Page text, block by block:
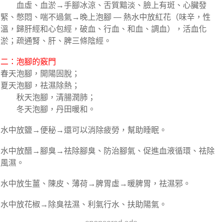
血虛、血淤→手腳冰涼、舌質黯淡、臉上有斑、心臟發
緊、憋悶、喘不過氣→晚上泡腳 — 熱水中放紅花（味辛，性
溫，歸肝經和心包經，破血、行血、和血、調血），活血化
淤；疏通腎、肝、脾三條陰經。
二：泡腳的竅門
春天泡腳，開陽固脫；
夏天泡腳，祛濕除熱；
秋天泡腳，清腸潤肺；
冬天泡腳，丹田暖和。
水中放鹽→便秘→還可以消除疲勞，幫助睡眠。
水中放醋→腳臭→祛除腳臭、防治腳氣、促進血液循環、祛除
風濕。
水中放生薑、陳皮、薄荷→脾胃虛→暖脾胃，祛濕邪。
水中放花椒→除臭祛濕、利氣行水、扶助陽氣。